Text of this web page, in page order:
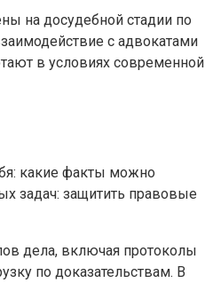
на досудебной стадии по
с адвокатами
в условиях современной
какие факты можно
задач: защитить правовые
дела, включая протоколы
по доказательствам. В